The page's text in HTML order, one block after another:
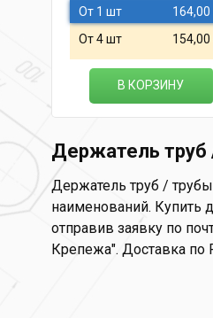
От 1 шт 164,00
От 4 шт 154,00
В КОРЗИНУ
Держатель
Держатель труб /
наименований. Купить
отправив заявку по
Крепежа". Доставка по